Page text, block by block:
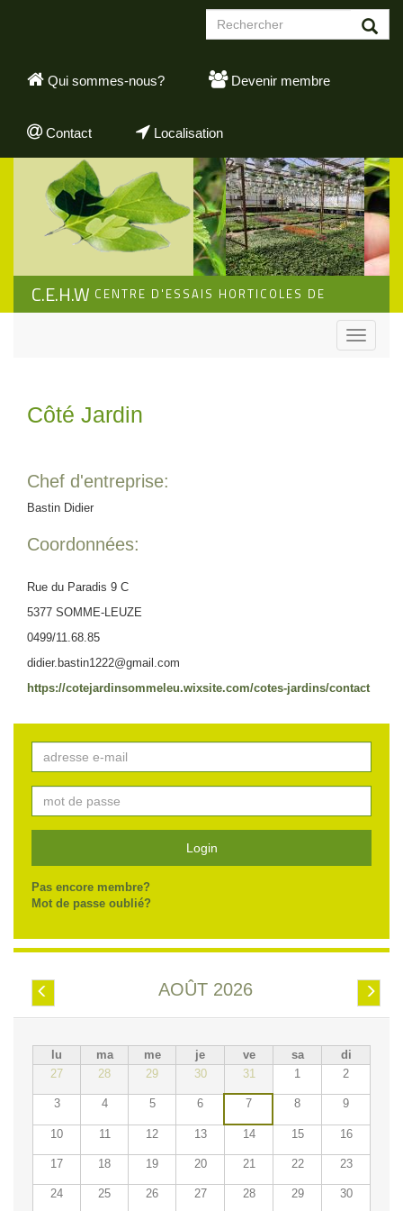
Formulaire
de
Qui sommes-nous? Devenir membre
Contact Localisation
C.E.H.W CENTRE D'ESSAIS HORTICOLES DE
Toggle
Côté Jardin
Chef d'entreprise:
Bastin Didier
Coordonnées:
Rue du Paradis 9 C
5377 SOMME-LEUZE
0499/11.68.85
didier.bastin1222@gmail.com
https://cotejardinsommeleu.wixsite.com/cotes-jardins/contact
Login
Pas encore membre?
Mot de passe oublié?
Préc. Suiv.
AOÛT 2026
lu ma me je ve sa
di
27
28 29 30 31 1 2
3 4 5 6 7 8 9
10 11 12 13 14 15 16
17 18 19 20 21 22 23
24 25 26 27 28 29 30